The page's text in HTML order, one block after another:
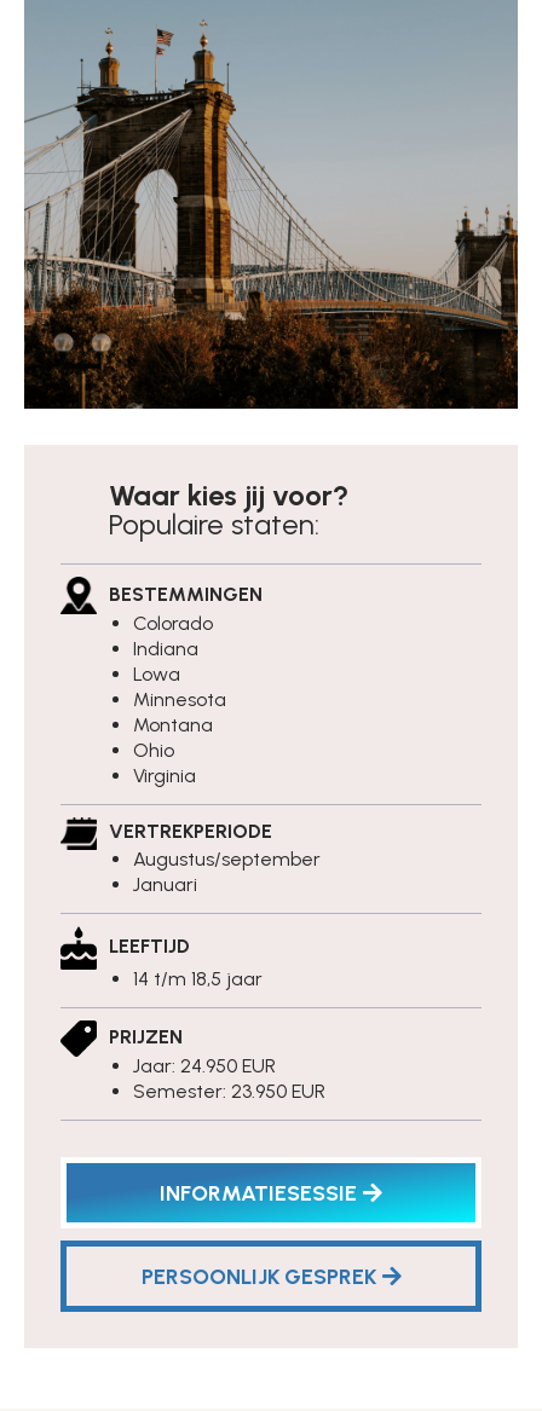
Waar kies jij voor?
Populaire staten:
BESTEMMINGEN
Colorado
Indiana
Lowa
Minnesota
Montana
Ohio
Virginia
VERTREKPERIODE
Augustus/september
Januari
LEEFTIJD
14 t/m 18,5 jaar
PRIJZEN
Jaar: 24.950 EUR
Semester: 23.950 EUR
INFORMATIESESSIE
PERSOONLIJK GESPREK